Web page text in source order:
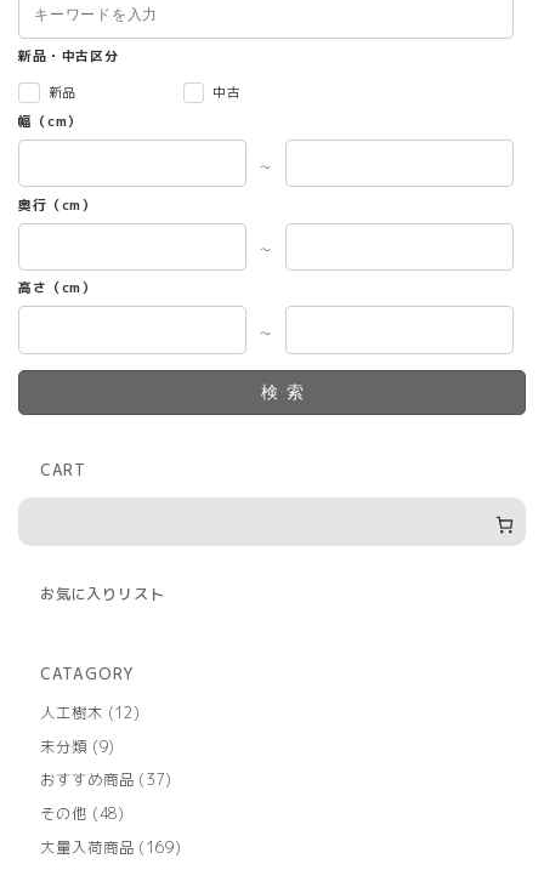
新品・中古区分
新品
中古
幅（cm）
～
奥行（cm）
～
高さ（cm）
～
検索
CART
お気に入りリスト
CATAGORY
人工樹木
1212
商
未分類 99
の
商
おすすめ商品 3737
商
その他 4848
の
大量入荷商品 169169